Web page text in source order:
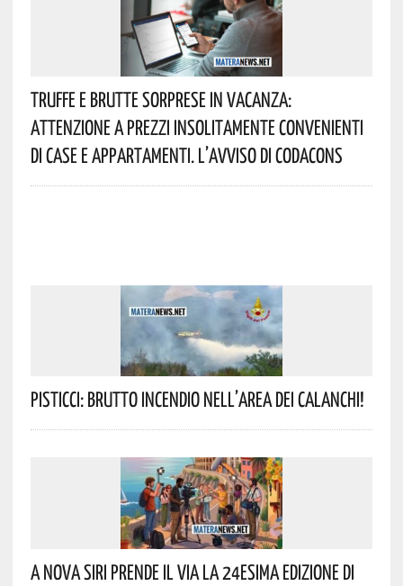
Truffe E Brutte Sorprese In Vacanza:
Attenzione A Prezzi Insolitamente Convenienti
Di Case E Appartamenti. L’avviso Di Codacons
Pisticci: Brutto Incendio Nell’area Dei Calanchi!
A Nova Siri Prende Il Via La 24esima Edizione Di